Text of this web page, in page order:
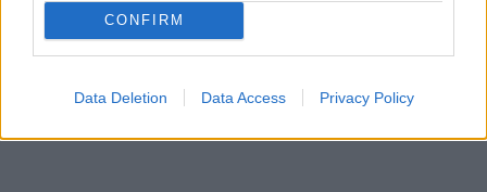
CONFIRM
Data Deletion Data Access Privacy Policy